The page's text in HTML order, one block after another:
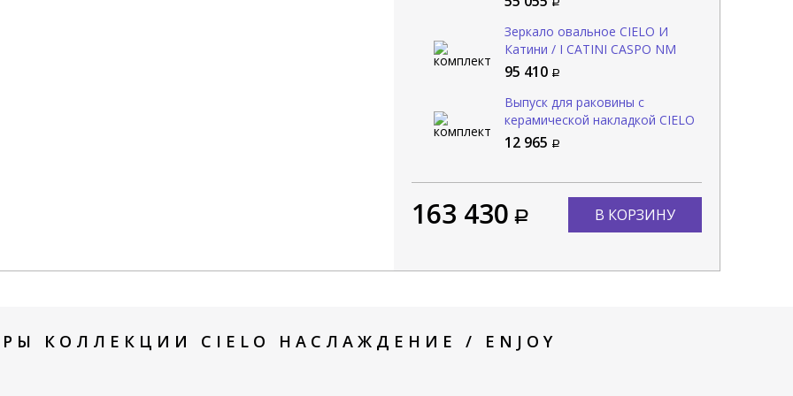
Зеркало овальное CIELO И
Катини / I CATINI CASPO NM
95 410
Выпуск для раковины с
керамической накладкой CIELO
Сива / SIWA PIL01 LN
12 965
163 430 В КОРЗИНУ
КОЛЛЕКЦИИ CIELO НАСЛАЖДЕНИЕ / ENJOY